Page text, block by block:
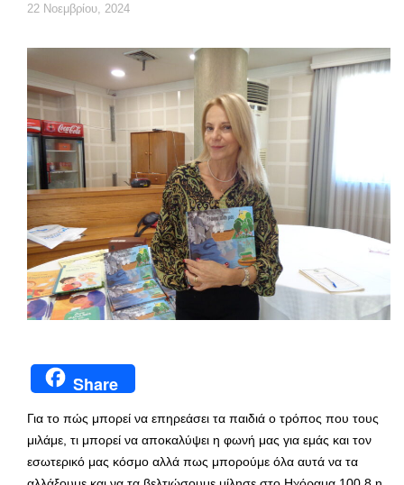
22 Νοεμβρίου, 2024
Share
Για το πώς μπορεί να επηρεάσει τα παιδιά ο τρόπος που τους
μιλάμε, τι μπορεί να αποκαλύψει η φωνή μας για εμάς και τον
εσωτερικό μας κόσμο αλλά πως μπορούμε όλα αυτά να τα